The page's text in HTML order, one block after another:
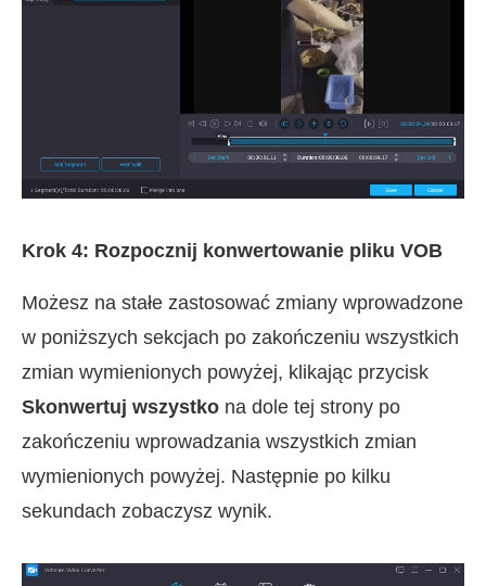
Krok 4: Rozpocznij konwertowanie pliku VOB
Możesz na stałe zastosować zmiany wprowadzone
w poniższych sekcjach po zakończeniu wszystkich
zmian wymienionych powyżej, klikając przycisk
Skonwertuj wszystko na dole tej strony po
zakończeniu wprowadzania wszystkich zmian
wymienionych powyżej. Następnie po kilku
sekundach zobaczysz wynik.